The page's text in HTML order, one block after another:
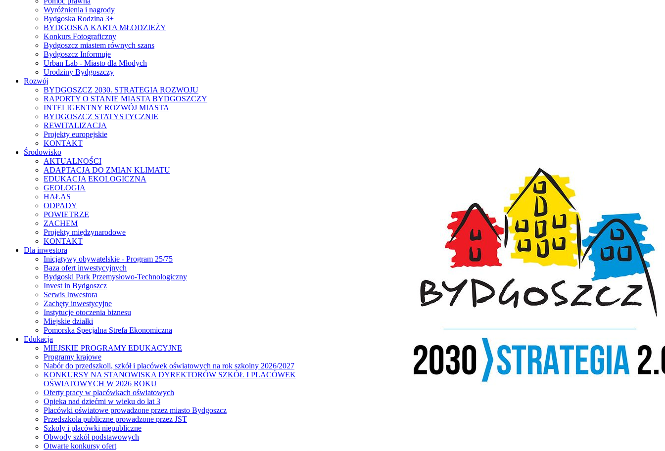
Wyróżnienia i nagrody
Bydgoska Rodzina 3+
BYDGOSKA KARTA MŁODZIEŻY
Konkurs Fotograficzny
Bydgoszcz miastem równych szans
Bydgoszcz Informuje
Urban Lab - Miasto dla Młodych
Urodziny Bydgoszczy
Rozwój
BYDGOSZCZ 2030. STRATEGIA ROZWOJU
RAPORTY O STANIE MIASTA BYDGOSZCZY
INTELIGENTNY ROZWÓJ MIASTA
BYDGOSZCZ STATYSTYCZNIE
REWITALIZACJA
Projekty europejskie
KONTAKT
Środowisko
AKTUALNOŚCI
ADAPTACJA DO ZMIAN KLIMATU
EDUKACJA EKOLOGICZNA
GEOLOGIA
HAŁAS
ODPADY
POWIETRZE
ZACHEM
Projekty międzynarodowe
KONTAKT
Dla inwestora
Inicjatywy obywatelskie - Program 25/75
Baza ofert inwestycyjnych
Bydgoski Park Przemysłowo-Technologiczny
Invest in Bydgoszcz
Serwis Inwestora
Zachęty inwestycyjne
Instytucje otoczenia biznesu
Miejskie działki
Pomorska Specjalna Strefa Ekonomiczna
Edukacja
MIEJSKIE PROGRAMY EDUKACYJNE
Programy krajowe
Nabór do przedszkoli, szkół i placówek oświatowych na rok szkolny 2026/2027
KONKURSY NA STANOWISKA DYREKTORÓW SZKÓŁ I PLACÓWEK
OŚWIATOWYCH W 2026 ROKU
Oferty pracy w placówkach oświatowych
Opieka nad dziećmi w wieku do lat 3
Placówki oświatowe prowadzone przez miasto Bydgoszcz
Przedszkola publiczne prowadzone przez JST
Szkoły i placówki niepubliczne
Obwody szkół podstawowych
Otwarte konkursy ofert